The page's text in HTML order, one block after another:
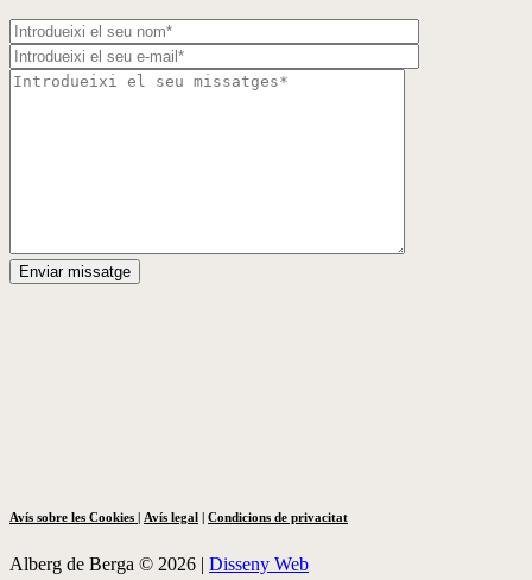
Avís sobre les Cookies | Avís legal | Condicions de privacitat
Alberg de Berga © 2026 | Disseny Web